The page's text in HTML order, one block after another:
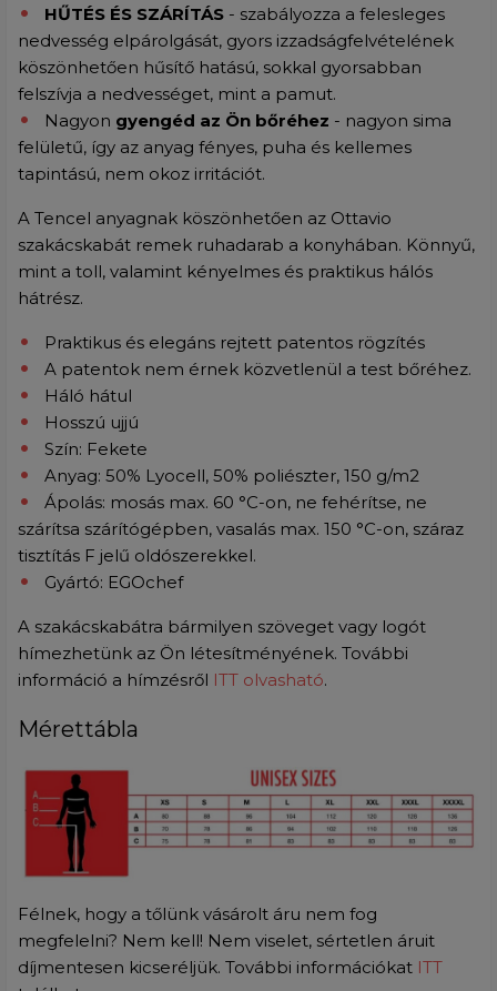
HŰTÉS ÉS SZÁRÍTÁS - szabályozza a felesleges
nedvesség elpárolgását, gyors izzadságfelvételének
köszönhetően hűsítő hatású, sokkal gyorsabban
felszívja a nedvességet, mint a pamut.
Nagyon gyengéd az Ön bőréhez - nagyon sima
felületű, így az anyag fényes, puha és kellemes
tapintású, nem okoz irritációt.
A Tencel anyagnak köszönhetően az Ottavio
szakácskabát remek ruhadarab a konyhában. Könnyű,
mint a toll, valamint kényelmes és praktikus hálós
hátrész.
Praktikus és elegáns rejtett patentos rögzítés
A patentok nem érnek közvetlenül a test bőréhez.
Háló hátul
Hosszú ujjú
Szín: Fekete
Anyag: 50% Lyocell, 50% poliészter, 150 g/m2
Ápolás: mosás max. 60 °C-on, ne fehérítse, ne
szárítsa szárítógépben, vasalás max. 150 °C-on, száraz
tisztítás F jelű oldószerekkel.
Gyártó: EGOchef
A szakácskabátra bármilyen szöveget vagy logót
hímezhetünk az Ön létesítményének. További
információ a hímzésről ITT olvasható.
Mérettábla
Félnek, hogy a tőlünk vásárolt áru nem fog
megfelelni? Nem kell! Nem viselet, sértetlen áruit
díjmentesen kicseréljük. További információkat ITT